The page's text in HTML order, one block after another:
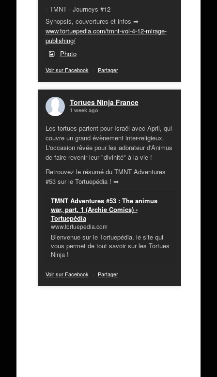
- TMNT - Journeys #12
Synopsis, couvertures et infos ➡
www.tortuepedia.com/tmnt-vol-4-12-mirage-
publishing/
Photo
Voir sur Facebook · Partager
Tortues Ninja France
1 week ago
Les tortues partent pour Israël avec April, qui
couvre un grand évènement inter-religieux.
L'occasion rêvée pour les adorateur d'Animus
de faire revenir leur "divinité" à la vie !
Retrouvez le résumé du TMNT Adventures
#53 sur le Tortuepédia ! ➡
TMNT Adventures #53 : The animus
war, part. 1 (Archie Comics) -
Tortuepédia
www.tortuepedia.com
Bienvenue sur le Tortuepédia, le site qui
vous permet de tout savoir sur les Tortues
Ninja !
Voir sur Facebook · Partager